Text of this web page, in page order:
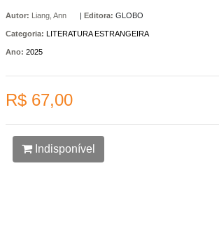
Autor: Liang, Ann | Editora: GLOBO
Categoria: LITERATURA ESTRANGEIRA
Ano: 2025
R$ 67,00
Indisponível